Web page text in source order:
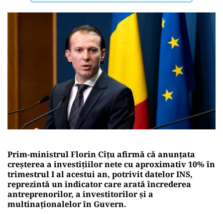
Prim-ministrul Florin Cîţu afirmă că anunţata
creşterea a investiţiilor nete cu aproximativ 10% în
trimestrul I al acestui an, potrivit datelor INS,
reprezintă un indicator care arată încrederea
antreprenorilor, a investitorilor şi a
multinaţionalelor în Guvern.